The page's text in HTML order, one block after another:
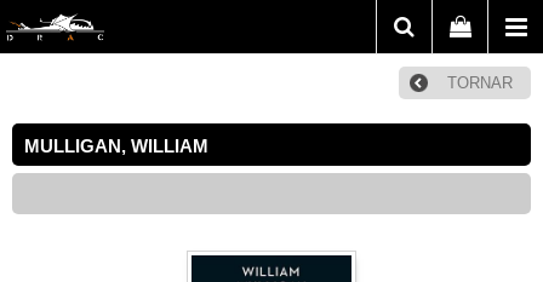
TORNAR
MULLIGAN, WILLIAM